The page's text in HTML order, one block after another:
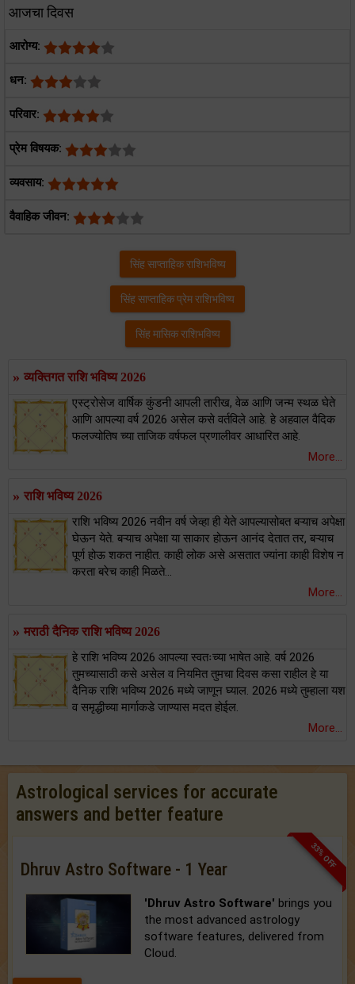
आजचा दिवस
आरोग्य:
धन:
परिवार:
प्रेम विषयक:
व्यवसाय:
वैवाहिक जीवन:
सिंह साप्ताहिक राशिभविष्य
सिंह साप्ताहिक प्रेम राशिभविष्य
सिंह मासिक राशिभविष्य
» व्यक्तिगत राशि भविष्य 2026
एस्‍ट्रोसेज वार्षिक कुंडनी आपली तारीख, वेळ आणि जन्म स्थळ घेते
आणि आपल्या वर्ष 2026 असेल कसे वर्तविले आहे. हे अहवाल वैदिक
फलज्योतिष च्या ताजिक वर्षफल प्रणालीवर आधारित आहे.
More...
» राशि भविष्य ‌2026
राशि भविष्य 2026 नवीन वर्ष जेव्हा ही येते आपल्यासोबत बऱ्याच अपेक्षा
घेऊन येते. बऱ्याच अपेक्षा या साकार होऊन आनंद देतात तर, बऱ्याच
पूर्ण होऊ शकत नाहीत. काही लोक असे असतात ज्यांना काही विशेष न
करता बरेच काही मिळते...
More...
» मराठी दैनिक राशि भविष्य 2026
हे राशि भविष्य 2026 आपल्या स्वतःच्या भाषेत आहे. वर्ष 2026
तुमच्यासाठी कसे असेल व नियमित तुमचा दिवस कसा राहील हे या
दैनिक राशि भविष्य 2026 मध्ये जाणून घ्याल. 2026 मध्ये तुम्हाला यश
व समृद्धीच्या मार्गाकडे जाण्यास मदत होईल.
More...
Astrological services for accurate
answers and better feature
33% OFF
Dhruv Astro Software - 1 Year
'Dhruv Astro Software' brings you
the most advanced astrology
software features, delivered from
Cloud.